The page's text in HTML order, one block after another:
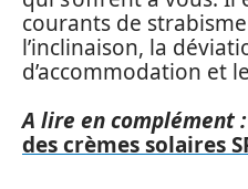
courants de
l’inclinaison, la
d’accommodation et
A lire en complément :
des crèmes solaires